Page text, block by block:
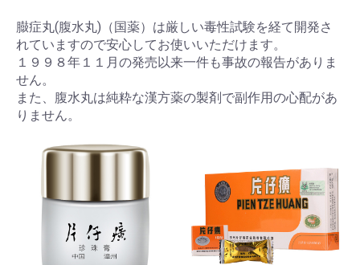
臌症丸(腹水丸)（国薬）は厳しい毒性試験を経て開発さ
れていますので安心してお使いいただけます。
１９９８年１１月の発売以来一件も事故の報告がありま
せん。
また、腹水丸は純粋な漢方薬の製剤で副作用の心配があ
りません。